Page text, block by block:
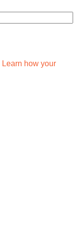
Learn how your